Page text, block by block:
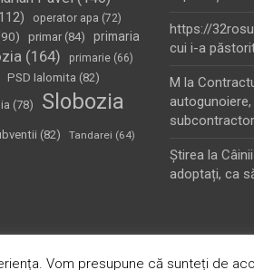
operator apa (72)
primar(84)
primaria
(164) primarie(66)
PSD Ialomita (82)
(78)
Slobozia
(82) Tandarei (64)
https://
cui i-a
M la
autogunoiere,
Ştirea la
adoptați, ca
by:WordPress
Vom presupune că sunteți de